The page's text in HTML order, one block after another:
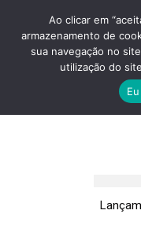
Ao clicar em
armazenamento de
sua navegação no
utilização do